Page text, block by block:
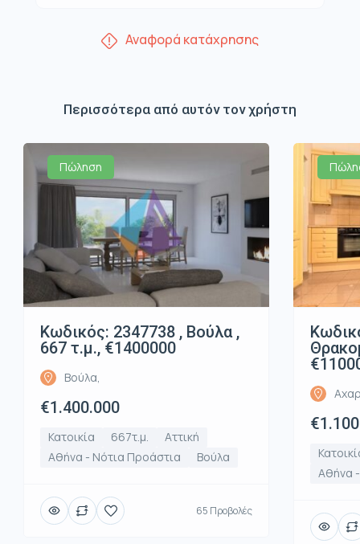
Αναφορά κατάχρησης
Περισσότερα από αυτόν τον χρήστη
Πώληση
Κωδικός: 2347738 , Βούλα ,
667 τ.μ., €1400000
Βούλα,
€1.400.000
Κατοικία 667τ.μ.
Αττική
Αθήνα - Νότια Προάστια
Βούλα
65 Προβολές
Αθήνα